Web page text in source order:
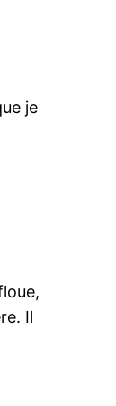
je
Il